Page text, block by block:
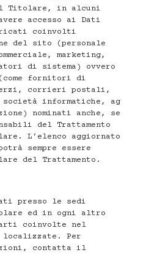
Titolare, in alcuni
accesso ai Dati
coinvolti
del sito (personale
marketing,
di sistema) ovvero
fornitori di
corrieri postali,
informatiche, ag
nominati anche, se
del Trattamento
L’elenco aggiornato
sempre essere
del Trattamento.
presso le sedi
ed in ogni altro
coinvolte nel
localizzate. Per
contatta il